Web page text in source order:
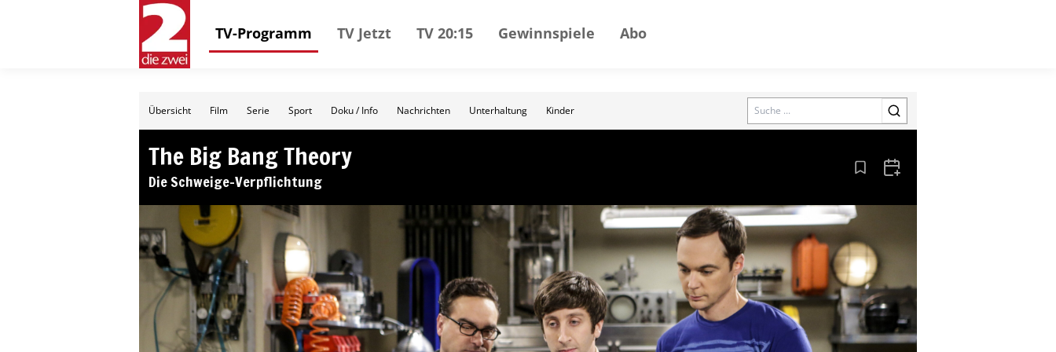
TV-Programm TV Jetzt TV 20:15 Gewinnspiele Abo
Übersicht Film Serie Sport Doku / Info Nachrichten Unterhaltung Kinder Search
The Big Bang Theory
Die Schweige-Verpflichtung Aus den Lesezeichen entfernen
Zum Kalender hinzufügen